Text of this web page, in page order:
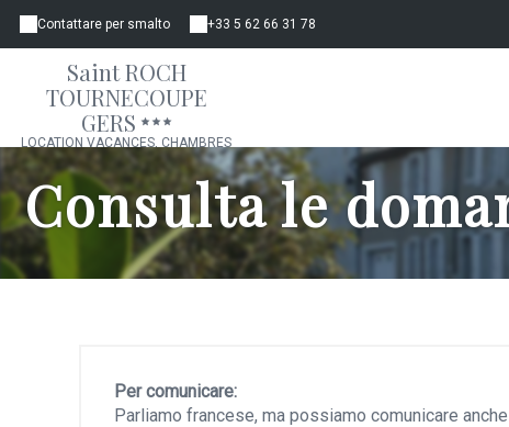
Contattare per smalto +33 5 62 66 31 78
Saint ROCH
TOURNECOUPE
GERS
LOCATION VACANCES, CHAMBRES
D'HÔTES, GÎTE, APPARTEMENT
Consulta le
Per comunicare:
Parliamo francese, ma possiamo comunicare